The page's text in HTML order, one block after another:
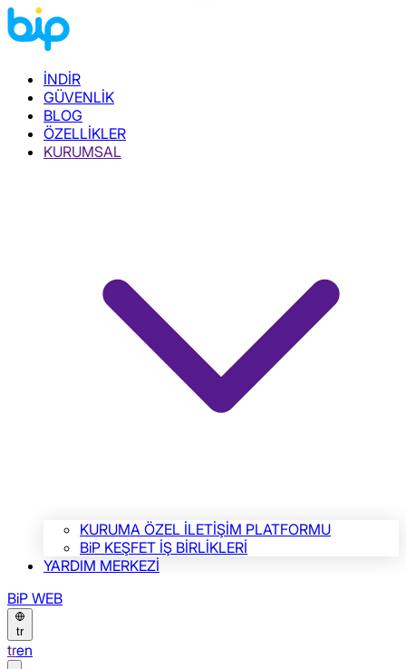
İNDİR
GÜVENLİK
BLOG
ÖZELLİKLER
KURUMSAL
KURUMA ÖZEL İLETİŞİM PLATFORMU
BiP KEŞFET İŞ BİRLİKLERİ
YARDIM MERKEZİ
BiP WEB
tr
tren